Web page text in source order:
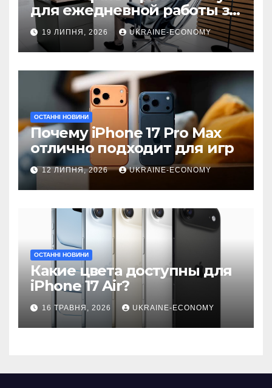
для ежедневной работы за
компьютером
19 ЛИПНЯ, 2026 UKRAINE-ECONOMY
ОСТАННІ НОВИНИ
Почему iPhone 17 Pro Max
отлично подходит для игр
12 ЛИПНЯ, 2026 UKRAINE-ECONOMY
ОСТАННІ НОВИНИ
Какие цвета доступны для
iPhone 17 Air?
16 ТРАВНЯ, 2026 UKRAINE-ECONOMY